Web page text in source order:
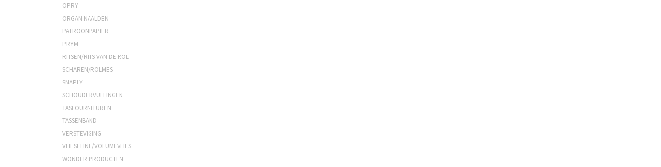
OPRY
ORGAN NAALDEN
PATROONPAPIER
PRYM
RITSEN/RITS VAN DE ROL
SCHAREN/ROLMES
SNAPLY
SCHOUDERVULLINGEN
TASFOURNITUREN
TASSENBAND
VERSTEVIGING
VLIESELINE/VOLUMEVLIES
WONDER PRODUCTEN